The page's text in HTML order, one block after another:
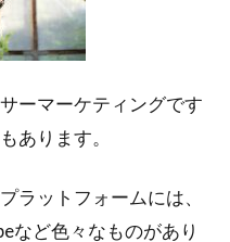
ーマーケティングです
あります。
ラットフォームには、
など色々なものがあり